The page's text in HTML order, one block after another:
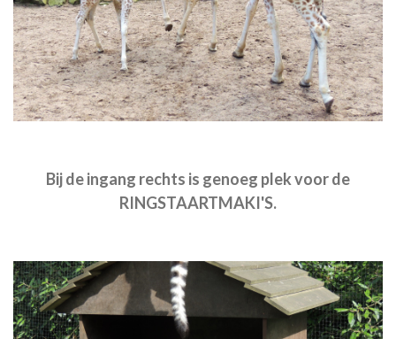
Bij de ingang rechts is genoeg plek voor de
RINGSTAARTMAKI'S.